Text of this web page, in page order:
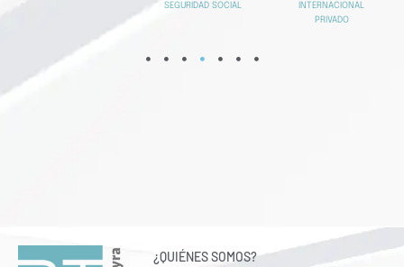
SEGURIDAD SOCIAL
INTERNACIONAL
PRIVADO
¿QUIÉNES SOMOS?